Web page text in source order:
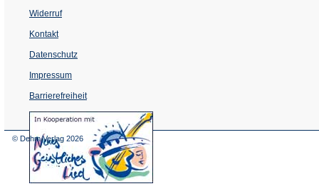
Widerruf
Kontakt
Datenschutz
Impressum
Barrierefreiheit
(Öffnet
in
© Dehm Verlag 2026